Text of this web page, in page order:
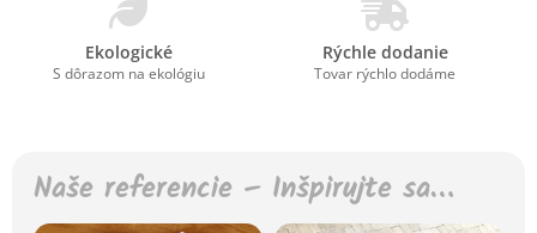
Ekologické
S dôrazom na ekológiu
Rýchle dodanie
Tovar rýchlo dodáme
Naše referencie – Inšpirujte sa…